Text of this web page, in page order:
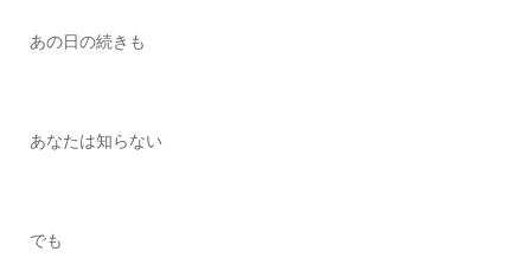
あの日の続きも
あなたは知らない
でも